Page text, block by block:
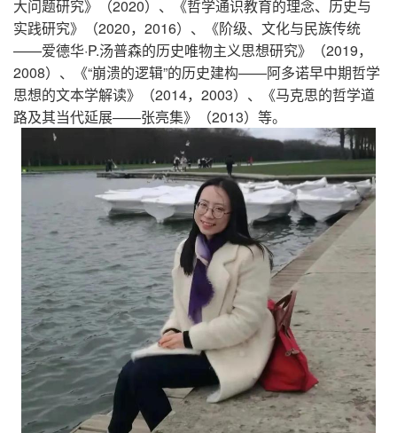
大问题研究》（2020）、《哲学通识教育的理念、历史与
实践研究》（2020，2016）、《阶级、文化与民族传统
——爱德华·P.汤普森的历史唯物主义思想研究》（2019，
2008）、《“崩溃的逻辑”的历史建构——阿多诺早中期哲学
思想的文本学解读》（2014，2003）、《马克思的哲学道
路及其当代延展——张亮集》（2013）等。